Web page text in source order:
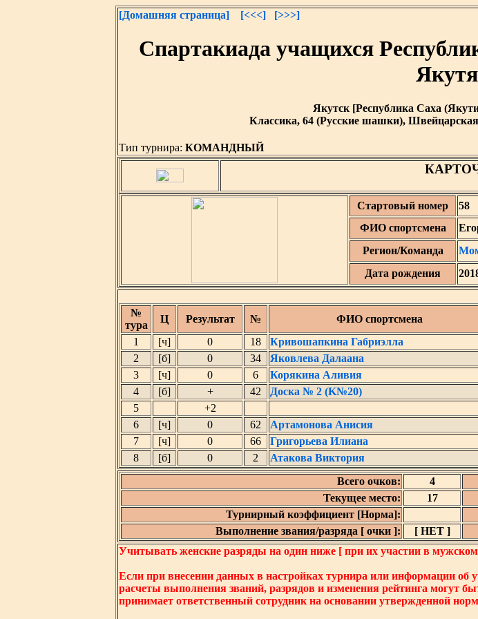
[Домашняя страница] [<<<] [>>>]
Спартакиада учащихся
Якутск [Республика Саха
Классика, 64 (Русские шашки),
Тип турнира: КОМАНДНЫЙ
Стартовый номер 58
ФИО спортсмена
Регион/Команда
Дата рождения
№
тура
Ц Результат № ФИО спортсмена
1
[ч] 0 18 Кривошапкина Габриэлла
2
[б] 0 34 Яковлева Далаана
3
[ч] 0 6 Корякина Аливия
4
[б] + 42 Доска № 2 (K№20)
5
+2
6
[ч] 0 62 Артамонова Анисия
7
[ч] 0 66 Григорьева Илиана
8
[б] 0 2 Атакова Виктория
Всего очков:
4
Текущее место:
17
Турнирный коэффициент [Норма]:
Выполнение звания/разряда [ очки ]:
[ НЕТ ]
Учитывать женские разряды на один ниже [ при их участии в
Если при внесении данных в настройках турнира или информации
расчеты выполнения званий, разрядов и изменения рейтинга могут
принимает ответственный сотрудник на основании утвержденной